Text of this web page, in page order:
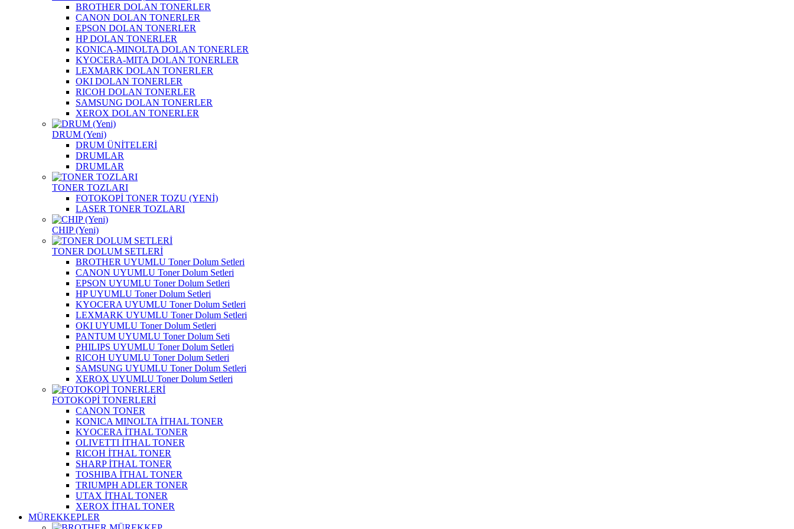
BROTHER DOLAN TONERLER
CANON DOLAN TONERLER
EPSON DOLAN TONERLER
HP DOLAN TONERLER
KONICA-MINOLTA DOLAN TONERLER
KYOCERA-MITA DOLAN TONERLER
LEXMARK DOLAN TONERLER
OKI DOLAN TONERLER
RICOH DOLAN TONERLER
SAMSUNG DOLAN TONERLER
XEROX DOLAN TONERLER
DRUM (Yeni)
DRUM ÜNİTELERİ
DRUMLAR
DRUMLAR
TONER TOZLARI
FOTOKOPİ TONER TOZU (YENİ)
LASER TONER TOZLARI
CHIP (Yeni)
TONER DOLUM SETLERİ
BROTHER UYUMLU Toner Dolum Setleri
CANON UYUMLU Toner Dolum Setleri
EPSON UYUMLU Toner Dolum Setleri
HP UYUMLU Toner Dolum Setleri
KYOCERA UYUMLU Toner Dolum Setleri
LEXMARK UYUMLU Toner Dolum Setleri
OKI UYUMLU Toner Dolum Setleri
PANTUM UYUMLU Toner Dolum Seti
PHILIPS UYUMLU Toner Dolum Setleri
RICOH UYUMLU Toner Dolum Setleri
SAMSUNG UYUMLU Toner Dolum Setleri
XEROX UYUMLU Toner Dolum Setleri
FOTOKOPİ TONERLERİ
CANON TONER
KONICA MINOLTA İTHAL TONER
KYOCERA İTHAL TONER
OLIVETTI İTHAL TONER
RICOH İTHAL TONER
SHARP İTHAL TONER
TOSHIBA İTHAL TONER
TRIUMPH ADLER TONER
UTAX İTHAL TONER
XEROX İTHAL TONER
MÜREKKEPLER